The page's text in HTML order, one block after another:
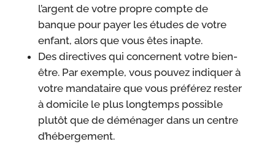
l’argent de votre propre compte de
banque pour payer les études de votre
enfant, alors que vous êtes inapte.
Des directives qui concernent votre bien-
être. Par exemple, vous pouvez indiquer à
votre mandataire que vous préférez rester
à domicile le plus longtemps possible
plutôt que de déménager dans un centre
d’hébergement.